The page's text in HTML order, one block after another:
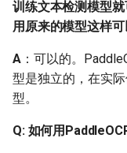
择合适的网络输
shape？
Q：识别模型框
置太紧凑，会丢
2.7 模型结构
训练文本检测模型
用原来的模型这样可
A ：可以的。
型是独立的，在实
型。
Q: 如何用